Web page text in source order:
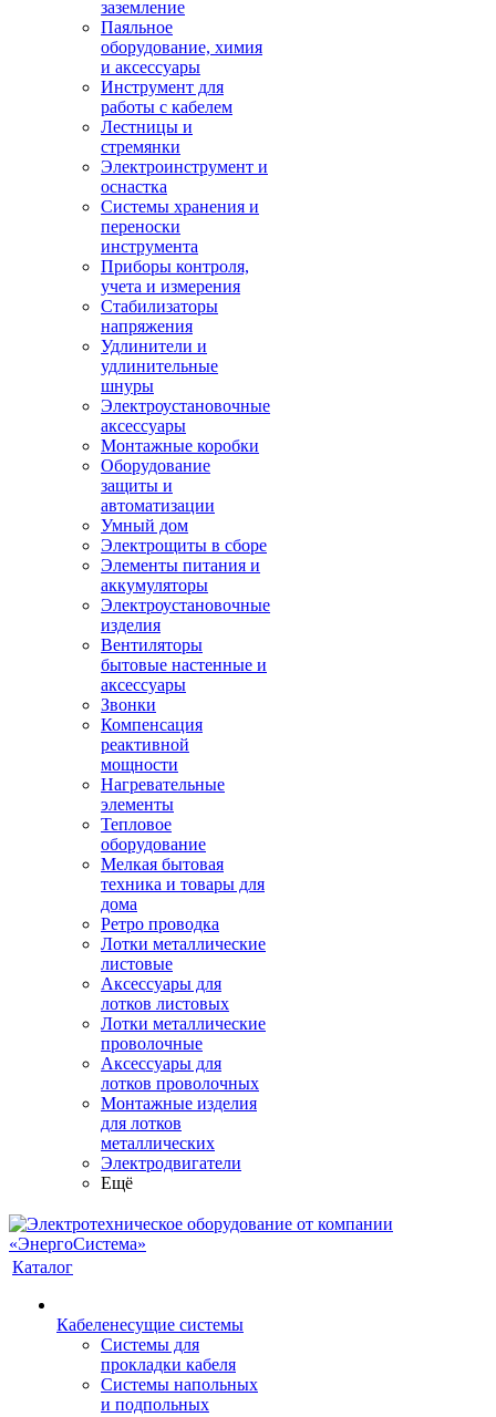
заземление
Паяльное
оборудование, химия
и аксессуары
Инструмент для
работы с кабелем
Лестницы и
стремянки
Электроинструмент и
оснастка
Системы хранения и
переноски
инструмента
Приборы контроля,
учета и измерения
Стабилизаторы
напряжения
Удлинители и
удлинительные
шнуры
Электроустановочные
аксессуары
Монтажные коробки
Оборудование
защиты и
автоматизации
Умный дом
Электрощиты в сборе
Элементы питания и
аккумуляторы
Электроустановочные
изделия
Вентиляторы
бытовые настенные и
аксессуары
Звонки
Компенсация
реактивной
мощности
Нагревательные
элементы
Тепловое
оборудование
Мелкая бытовая
техника и товары для
дома
Ретро проводка
Лотки металлические
листовые
Аксессуары для
лотков листовых
Лотки металлические
проволочные
Аксессуары для
лотков проволочных
Монтажные изделия
для лотков
металлических
Электродвигатели
Ещё
Каталог
Кабеленесущие системы
Системы для
прокладки кабеля
Системы напольных
и подпольных